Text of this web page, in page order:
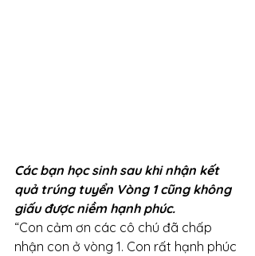
Các bạn học sinh sau khi nhận kết
quả trúng tuyển Vòng 1 cũng không
giấu được niềm hạnh phúc.
“Con cảm ơn các cô chú đã chấp
nhận con ở vòng 1. Con rất hạnh phúc